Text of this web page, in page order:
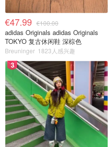
€47.99 €100.00
adidas Originals adidas Originals
TOKYO 复古休闲鞋 深棕色
Breuninger 1823人感兴趣
3